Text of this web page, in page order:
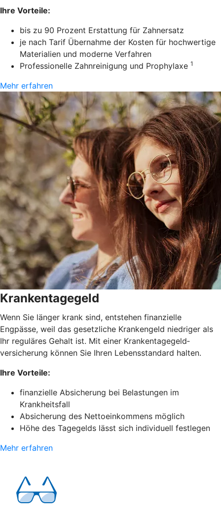
Ihre Vorteile:
bis zu 90 Prozent Erstattung für Zahnersatz
je nach Tarif Übernahme der Kosten für hochwertige
Materialien und moderne Verfahren
Professionelle Zahnreinigung und Prophylaxe 1
Mehr erfahren
Krankentagegeld
Wenn Sie länger krank sind, entstehen finanzielle
Engpässe, weil das gesetzliche Krankengeld niedriger als
Ihr reguläres Gehalt ist. Mit einer Krankentagegeld­
versicherung können Sie Ihren Lebensstandard halten.
Ihre Vorteile:
finanzielle Absicherung bei Belastungen im
Krankheitsfall
Absicherung des Nettoeinkommens möglich
Höhe des Tagegelds lässt sich individuell festlegen
Mehr erfahren